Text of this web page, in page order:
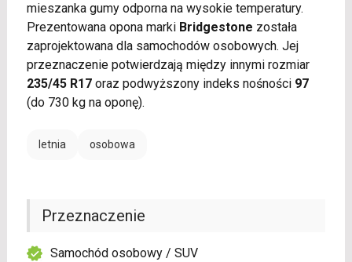
mieszanka gumy odporna na wysokie temperatury.
Prezentowana opona marki Bridgestone została
zaprojektowana dla samochodów osobowych. Jej
przeznaczenie potwierdzają między innymi rozmiar
235/45 R17oraz podwyższony indeks nośności 97
(do 730 kg na oponę).
letnia osobowa
Przeznaczenie
Samochód osobowy / SUV